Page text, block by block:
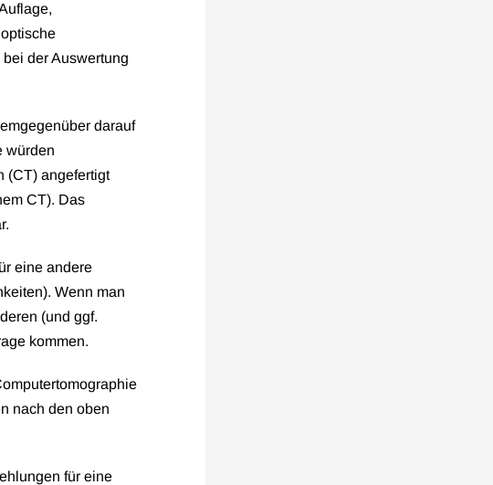
der Auswertung
darauf
würden
(CT) angefertigt
CT). Das
eine andere
Wenn man
(und ggf.
kommen.
nach den oben
für eine